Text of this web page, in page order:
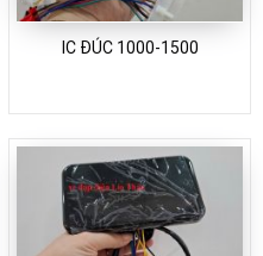
IC ĐÚC 1000-1500